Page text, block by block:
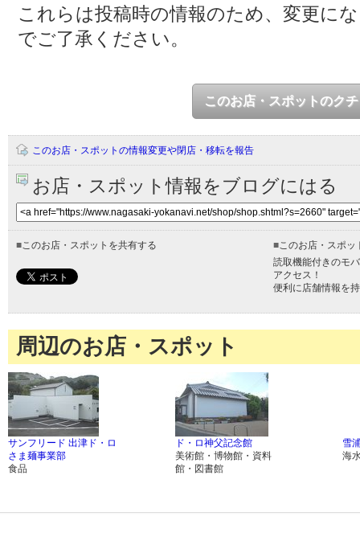
これらは投稿時の情報のため、変更に
でご了承ください。
このお店・スポットのク
このお店・スポットの情報変更や閉店・移転を報告
お店・スポット情報をブログにはる
■このお店・スポットを共有する ■このお店・スポッ
読取機能付きのモ
アクセス！
便利に店舗情報を
周辺のお店・スポット
サンフリード 出津ド・ロ
さま麺事業部
食品
ド・ロ神父記念館
美術館・博物館・資料
館・図書館
雪
海